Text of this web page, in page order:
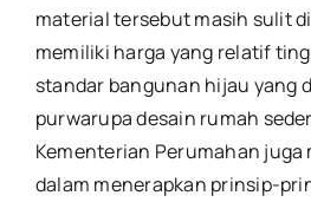
material tersebut masih sulit
memiliki harga yang relatif
standar bangunan hijau yang
purwarupa desain rumah
Kementerian Perumahan juga
dalam menerapkan prinsip-